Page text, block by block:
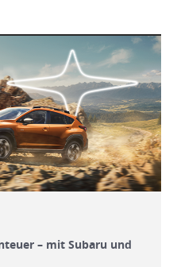
– mit Subaru und